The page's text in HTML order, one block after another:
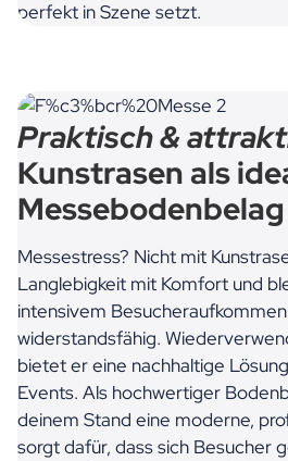
perfekt in Szene setzt.
Praktisch &
Kunstrasen als
Messebodenbelag
Messestress? Nicht mit
Langlebigkeit mit Komfort und
intensivem
widerstandsfähig.
bietet er eine nachhaltige
Events. Als hochwertiger
deinem Stand eine moderne,
sorgt dafür, dass sich Besucher